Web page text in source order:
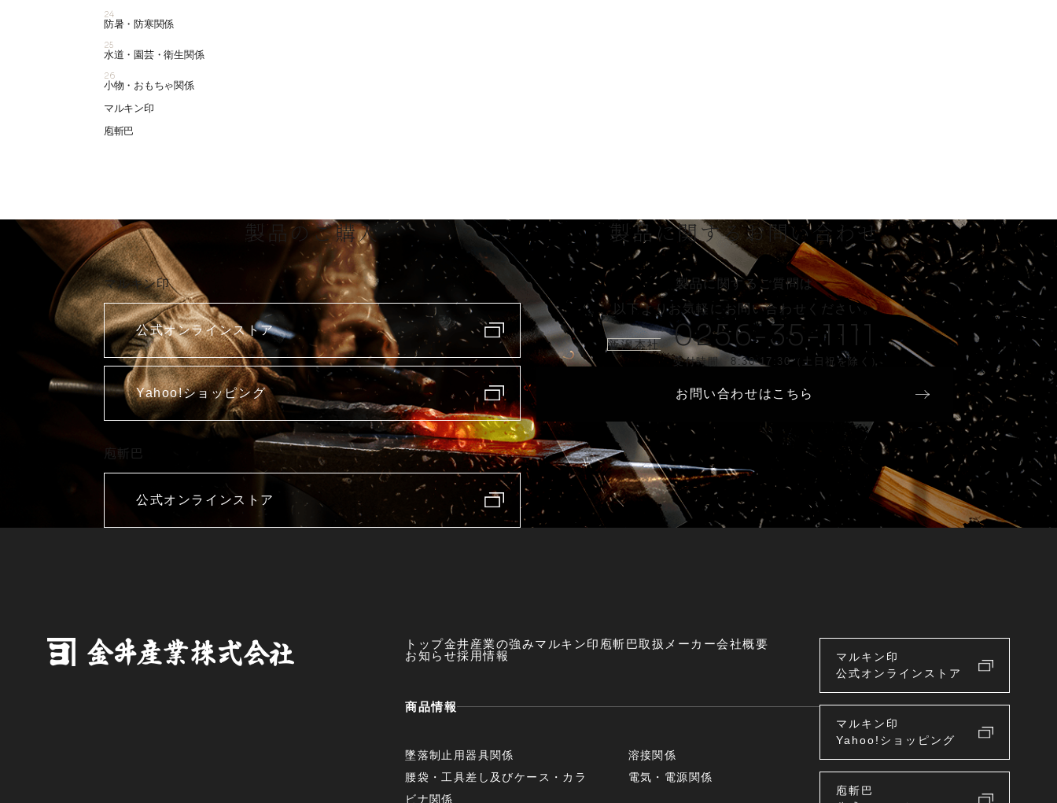
24
防暑・防寒関係
25
水道・園芸・衛生関係
26
小物・おもちゃ関係
マルキン印
庖斬巴
製品のご購入
マルキン印
公式オンラインストア
Yahoo!ショッピング
庖斬巴
公式オンラインストア
製品に関するお問い合わせ
製品に関するご質問は
以下よりお気軽に
お問い合わせください。
新潟本社 0256-35-1111
受付時間 8:30-17:30（土日祝を除く）
お問い合わせはこちら
トップ金井産業の強みマルキン印 庖斬巴取扱メーカー会社概要
お知らせ採用情報
商品情報
墜落制止用器具関係
腰袋・工具差し及びケース・カラ
ビナ関係
溶接関係
電気・電源関係
マルキン印
公式オンラインストア
マルキン印
Yahoo!ショッピング
庖斬巴